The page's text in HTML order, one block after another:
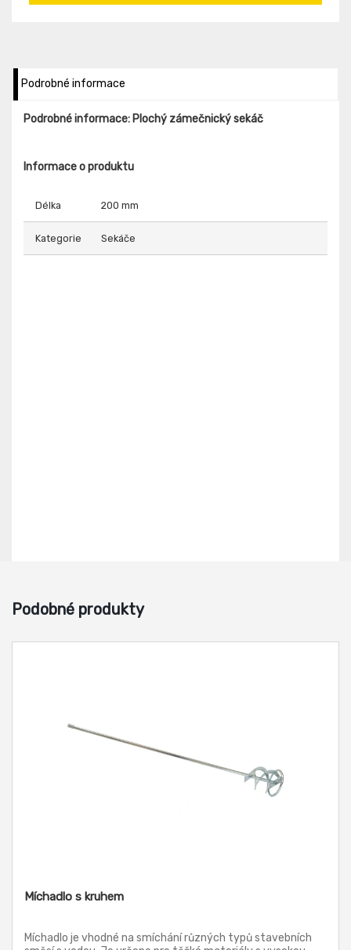
Podrobné informace
Podrobné informace: Plochý zámečnický sekáč
Informace o produktu
Délka 200 mm
Kategorie Sekáče
Podobné produkty
Míchadlo s kruhem
Míchadlo je vhodné na smíchání různých typů stavebních